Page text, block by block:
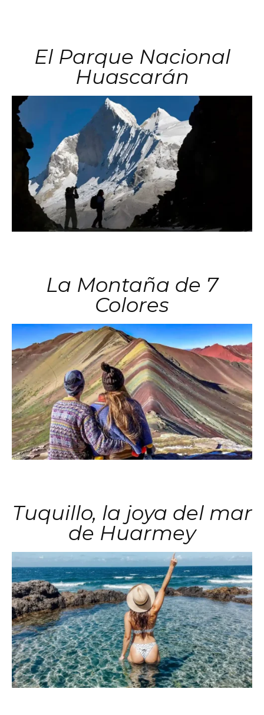
El Parque Nacional
Huascarán
La Montaña de 7
Colores
Tuquillo, la joya del mar
de Huarmey